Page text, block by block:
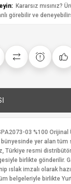
Kararsız mısınız?
görebilir ve
03 %100
yer alan tüm
Türkiye resmi
birlikte gönderilir.
ıslak imzalı olarak
belgeleriyle birlikte